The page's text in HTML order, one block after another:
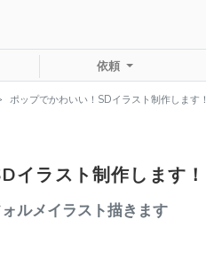
依頼
ポップでかわいい！SDイラスト制作します！
イラスト制作します！
ルメイラスト描きます